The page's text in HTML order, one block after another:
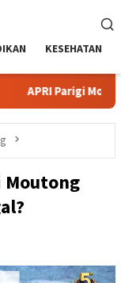
KESEHATAN
Gelar Muscab,
Moutong